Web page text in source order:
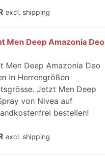
excl. shipping
Men Deep Amazonia Deo
Men Deep Amazonia Deo
In Herrengrößen
Jetzt Men Deep
von Nivea auf
bestellen!
excl. shipping